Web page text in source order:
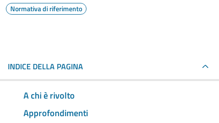
Normativa di riferimento
INDICE DELLA PAGINA
A chi è rivolto
Approfondimenti